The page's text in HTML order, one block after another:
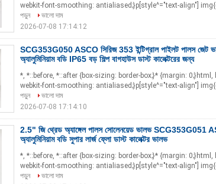
webkit-font-smoothing: antialiased;}p[style^="text-align"]
পড়ুন
ভালো দাম
2026-07-08 17:14:12
SCG353G050 ASCO সিরিজ 353 ইন্টিগ্রাল পাইলট পালস জেট
অ্যালুমিনিয়াম বডি IP65 বড় শিল্প বাগহাউস ডাস্ট কালেক্টরের জন্য
*, *::before, *::after {box-sizing: border-box;}* {margin:
webkit-font-smoothing: antialiased;}p[style^="text-align"]
পড়ুন
ভালো দাম
2026-07-08 17:14:10
2.5" জি থ্রেড অ্যাঙ্গেল পালস সোলেনয়েড ভালভ SCG353G051
অ্যালুমিনিয়াম বডি সুপার লার্জ ফ্লো ডাস্ট কালেক্টর ভালভ
*, *::before, *::after {box-sizing: border-box;}* {margin:
webkit-font-smoothing: antialiased;}p[style^="text-align"]
পড়ুন
ভালো দাম